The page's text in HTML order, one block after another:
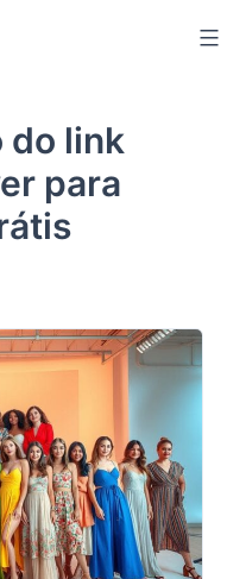
do link
para